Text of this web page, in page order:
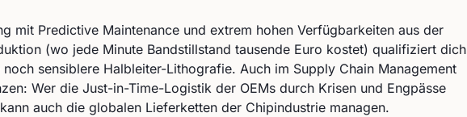
mit Predictive Maintenance und extrem hohen Verfügbarkeiten aus der
(wo jede Minute Bandstillstand tausende Euro kostet) qualifiziert dich
sensiblere Halbleiter-Lithografie. Auch im Supply Chain Management
Wer die Just-in-Time-Logistik der OEMs durch Krisen und Engpässe
auch die globalen Lieferketten der Chipindustrie managen.